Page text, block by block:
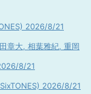
2026/8/21
章大, 相葉雅紀, 重岡
8/21
2026/8/21